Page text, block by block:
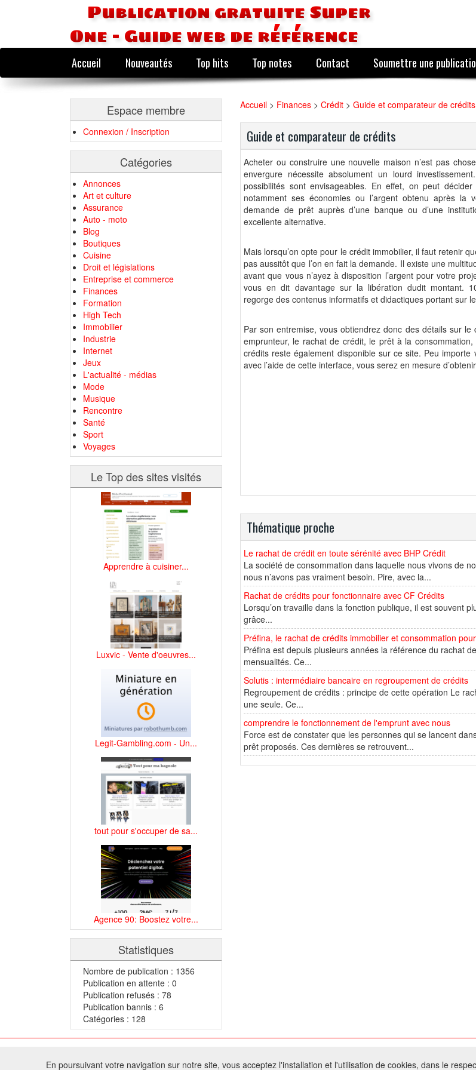
Publication gratuite Super
One - Guide web de référence
Accueil Nouveautés Top hits Top notes Contact Soumettre une
Espace membre
Connexion / Inscription
Catégories
Annonces
Art et culture
Assurance
Auto - moto
Blog
Boutiques
Cuisine
Droit et législations
Entreprise et commerce
Finances
Formation
High Tech
Immobilier
Industrie
Internet
Jeux
L'actualité - médias
Mode
Musique
Rencontre
Santé
Sport
Voyages
Le Top des sites visités
Apprendre à cuisiner...
Luxvic - Vente d'oeuvres...
Legit-Gambling.com - Un...
tout pour s'occuper de sa...
Agence 90: Boostez votre...
Statistiques
Nombre de publication : 1356
Publication en attente : 0
Publication refusés : 78
Publication bannis : 6
Catégories : 128
Accueil > Finances > Crédit > Guide et comparateur de crédits
Guide et comparateur de crédits
Acheter ou construire une nouvelle maison n’est pas
envergure nécessite absolument un lourd
possibilités sont envisageables. En effet, on peut
notamment ses économies ou l’argent obtenu après la
demande de prêt auprès d’une banque ou d’une
excellente alternative.
Mais lorsqu’on opte pour le crédit immobilier, il faut retenir
pas aussitôt que l’on en fait la demande. Il existe une
avant que vous n’ayez à disposition l’argent pour votre
vous en dit davantage sur la libération dudit montant.
regorge des contenus informatifs et didactiques portant sur
Par son entremise, vous obtiendrez donc des détails sur le
emprunteur, le rachat de crédit, le prêt à la
crédits reste également disponible sur ce site. Peu importe
avec l’aide de cette interface, vous serez en mesure
Thématique proche
Le rachat de crédit en toute sérénité avec BHP Crédit
La société de consommation dans laquelle nous vivons de
nous n’avons pas vraiment besoin. Pire, avec la...
Rachat de crédits pour fonctionnaire avec CF Crédits
Lorsqu’on travaille dans la fonction publique, il est souvent
grâce...
Préfina, le rachat de crédits immobilier et consommation
Préfina est depuis plusieurs années la référence du rachat
mensualités. Ce...
Solutis : intermédiaire bancaire en regroupement de crédits
Regroupement de crédits : principe de cette opération Le
une seule. Ce...
comprendre le fonctionnement de l'emprunt avec nous
Force est de constater que les personnes qui se lancent
prêt proposés. Ces dernières se retrouvent...
Tous droits réservés - Toute reproduction du contenu de ce site, même partielle,
En poursuivant votre navigation sur notre site, vous acceptez l'installation et l'utilisation de cookies, dans le